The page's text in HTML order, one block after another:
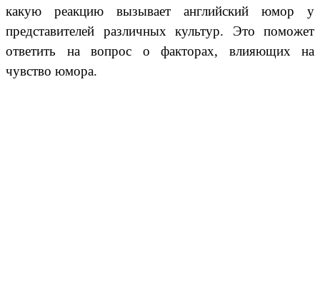
какую реакцию вызывает английский юмор у
представителей различных культур. Это поможет
ответить на вопрос о факторах, влияющих на
чувство юмора.